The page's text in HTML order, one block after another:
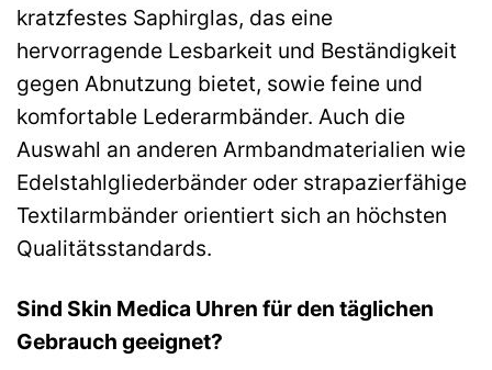
kratzfestes Saphirglas, das eine
hervorragende Lesbarkeit und Beständigkeit
gegen Abnutzung bietet, sowie feine und
komfortable Lederarmbänder. Auch die
Auswahl an anderen Armbandmaterialien wie
Edelstahlgliederbänder oder strapazierfähige
Textilarmbänder orientiert sich an höchsten
Qualitätsstandards.
Sind Skin Medica Uhren für den täglichen
Gebrauch geeignet?